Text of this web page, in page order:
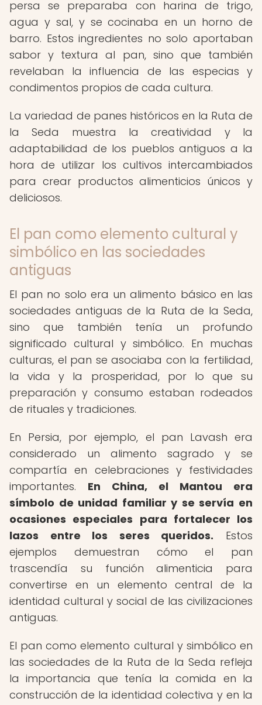
persa se preparaba con harina de trigo,
agua y sal, y se cocinaba en un horno de
barro. Estos ingredientes no solo aportaban
sabor y textura al pan, sino que también
revelaban la influencia de las especias y
condimentos propios de cada cultura.
La variedad de panes históricos en la Ruta de
la Seda muestra la creatividad y la
adaptabilidad de los pueblos antiguos a la
hora de utilizar los cultivos intercambiados
para crear productos alimenticios únicos y
deliciosos.
El pan como elemento cultural y
simbólico en las sociedades
antiguas
El pan no solo era un alimento básico en las
sociedades antiguas de la Ruta de la Seda,
sino que también tenía un profundo
significado cultural y simbólico. En muchas
culturas, el pan se asociaba con la fertilidad,
la vida y la prosperidad, por lo que su
preparación y consumo estaban rodeados
de rituales y tradiciones.
En Persia, por ejemplo, el pan Lavash era
considerado un alimento sagrado y se
compartía en celebraciones y festividades
importantes. En China, el Mantou era
símbolo de unidad familiar y se servía en
ocasiones especiales para fortalecer los
lazos entre los seres queridos. Estos
ejemplos demuestran cómo el pan
trascendía su función alimenticia para
convertirse en un elemento central de la
identidad cultural y social de las civilizaciones
antiguas.
El pan como elemento cultural y simbólico en
las sociedades de la Ruta de la Seda refleja
la importancia que tenía la comida en la
construcción de la identidad colectiva y en la